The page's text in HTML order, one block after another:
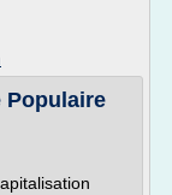
Populaire